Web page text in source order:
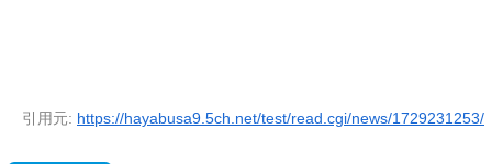
引用元: https://hayabusa9.5ch.net/test/read.cgi/news/1729231253/